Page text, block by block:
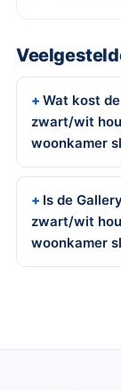
Wat kost
zwart/wit
woonkamer
Is de
zwart/wit
woonkamer